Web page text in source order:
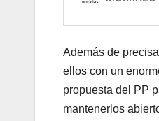
Además de
ellos con un
propuesta del PP
mantenerlos